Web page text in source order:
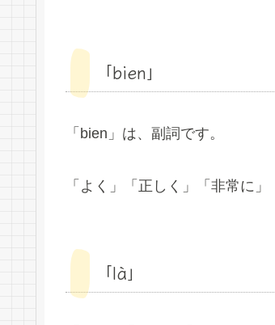
「bien」
「bien」は、副詞です。
「よく」「正しく」「非常に
「là」